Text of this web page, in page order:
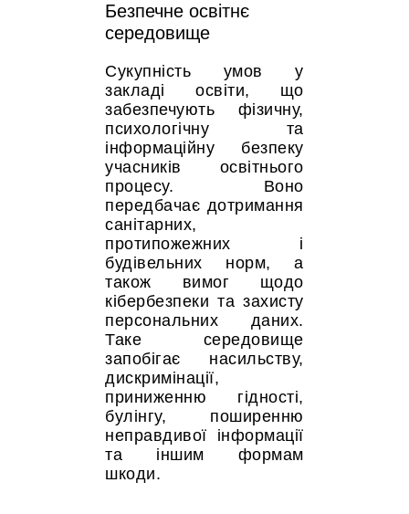
Безпечне освітнє
середовище
Сукупність умов у
закладі освіти, що
забезпечують фізичну,
психологічну та
інформаційну безпеку
учасників освітнього
процесу. Воно
передбачає дотримання
санітарних,
протипожежних і
будівельних норм, а
також вимог щодо
кібербезпеки та захисту
персональних даних.
Таке середовище
запобігає насильству,
дискримінації,
приниженню гідності,
булінгу, поширенню
неправдивої інформації
та іншим формам
шкоди.